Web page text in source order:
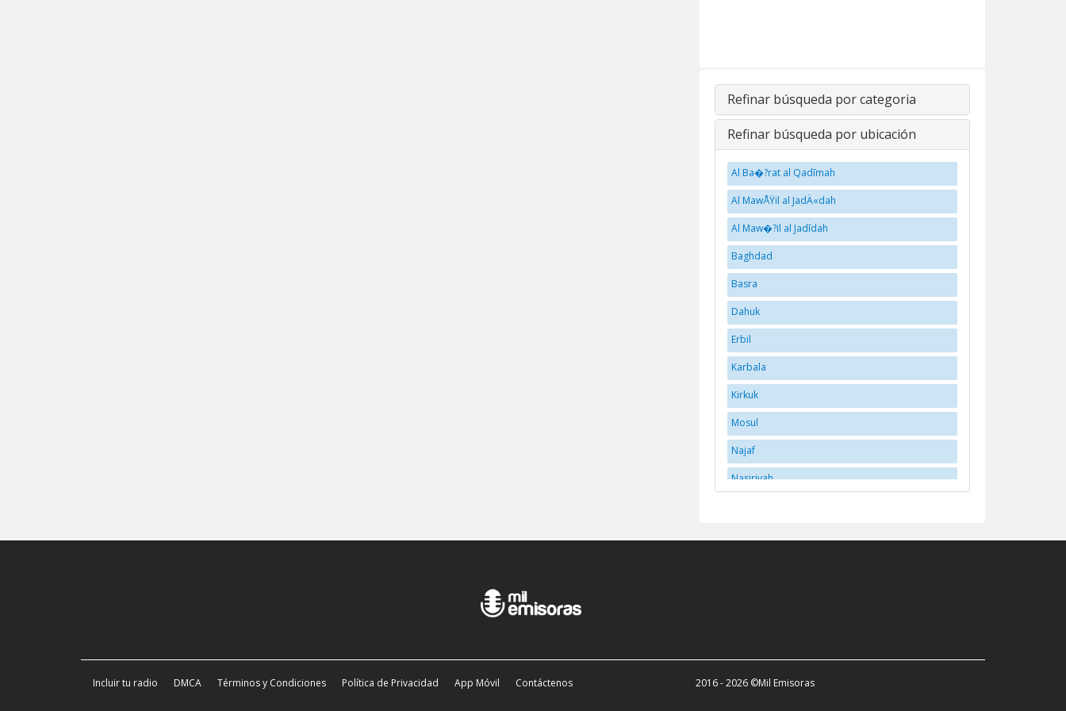
Refinar búsqueda por categoria
Refinar búsqueda por ubicación
Al Ba�?rat al Qadīmah
Al MawÅŸil al JadÄ«dah
Al Maw�?il al Jadīdah
Baghdad
Basra
Dahuk
Erbil
Karbala
Kirkuk
Mosul
Najaf
Nasiriyah
Incluir tu radio DMCA Términos y Condiciones Política de Privacidad App Móvil Contáctenos 2016 - 2026 ©Mil Emisoras